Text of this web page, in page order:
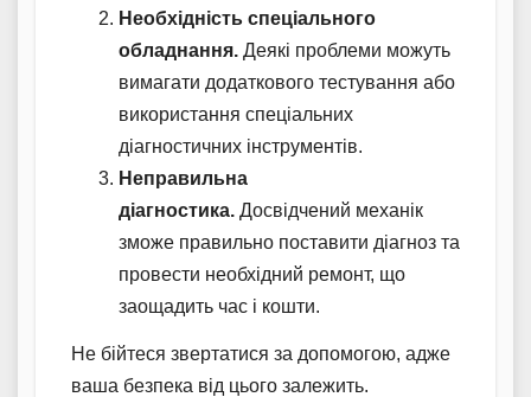
Необхідність спеціального
обладнання. Деякі проблеми можуть
вимагати додаткового тестування або
використання спеціальних
діагностичних інструментів.
Неправильна
діагностика. Досвідчений механік
зможе правильно поставити діагноз та
провести необхідний ремонт, що
заощадить час і кошти.
Не бійтеся звертатися за допомогою, адже
ваша безпека від цього залежить.